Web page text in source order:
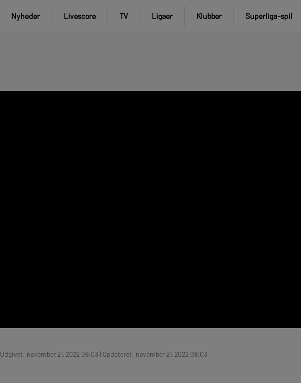
Nyheder Livescore TV Ligaer Klubber Superliga-spil
Udgivet: november 21, 2022 09:03 | Opdateret: november 21, 2022 09:03